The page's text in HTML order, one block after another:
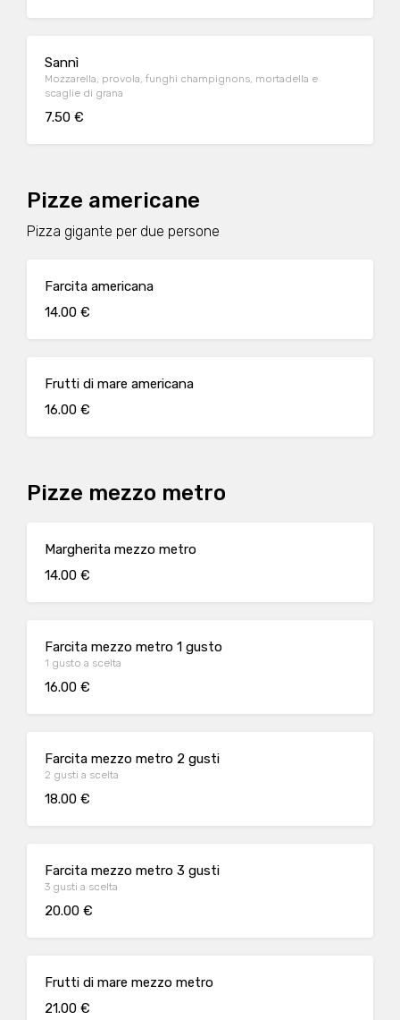
Sannì
Mozzarella, provola, funghi champignons, mortadella e
scaglie di grana
7.50 €
Pizze americane
Pizza gigante per due persone
Farcita americana
14.00 €
Frutti di mare americana
16.00 €
Pizze mezzo metro
Margherita mezzo metro
14.00 €
Farcita mezzo metro 1 gusto
1 gusto a scelta
16.00 €
Farcita mezzo metro 2 gusti
2 gusti a scelta
18.00 €
Farcita mezzo metro 3 gusti
3 gusti a scelta
20.00 €
Frutti di mare mezzo metro
21.00 €